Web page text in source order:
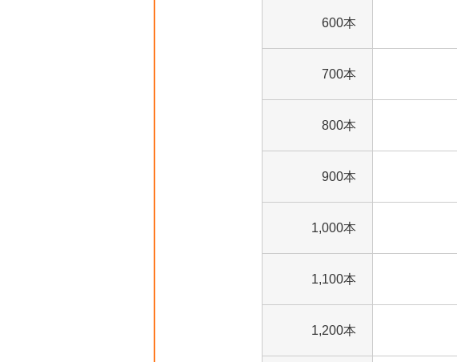
600本
700本
800本
900本
1,000本
1,100本
1,200本